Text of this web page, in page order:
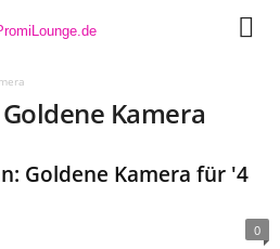
Goldene Kamera
Goldene Kamera für '4
0